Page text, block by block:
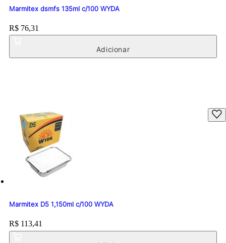
Marmitex dsmfs 135ml c/100 WYDA
Price:
R$ 76,31
Marmitex D5 1,150ml c/100 WYDA
Price:
R$ 113,41